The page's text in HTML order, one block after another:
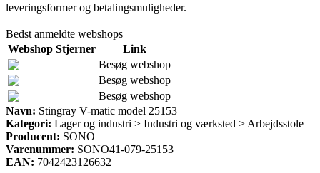
leveringsformer og betalingsmuligheder.
Bedst anmeldte webshops
Webshop Stjerner
Link
Besøg webshop
Besøg webshop
Besøg webshop
Navn: Stingray V-matic model 25153
Kategori: Lager og industri > Industri og værksted > Arbejdsstole
Producent: SONO
Varenummer: SONO41-079-25153
EAN: 7042423126632